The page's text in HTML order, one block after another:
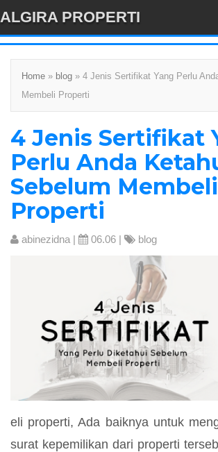
-->
ALGIRA PROPERTI
Home » blog » 4 Jenis Sertifikat Yang Perlu
Membeli Properti
4 Jenis Sertifikat
Perlu Anda
Sebelum Membeli
Properti
abinezidna | 06.06 | blog
eli properti, Ada baiknya untuk
surat kepemilikan dari properti